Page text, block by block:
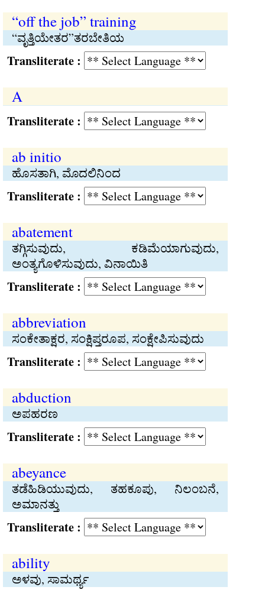
“off the job” training
“ವೃತ್ತಿಯೇತರ”ತರಬೇತಿಯ
:
A
:
ab initio
ಹೊಸತಾಗಿ, ಮೊದಲಿನಿಂದ
:
abatement
ತಗ್ಗಿಸುವುದು, ಕಡಿಮೆಯಾಗುವುದು,
ಅಂತ್ಯಗೊಳಿಸುವುದು, ವಿನಾಯಿತಿ
:
abbreviation
ಸಂಕೇತಾಕ್ಷರ, ಸಂಕ್ಷಿಪ್ತರೂಪ, ಸಂಕ್ಷೇಪಿಸುವುದು
:
abduction
ಅಪಹರಣ
:
abeyance
ತಡೆಹಿಡಿಯುವುದು, ತಹಕೂಪು, ನಿಲಂಬನೆ,
ಅಮಾನತ್ತು
:
ability
ಅಳವು, ಸಾಮರ್ಥ್ಯ